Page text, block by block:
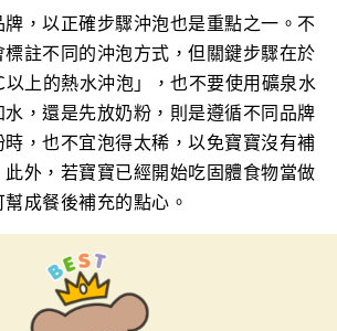
牌，以正確步驟沖泡也是重點之一。不
標註不同的沖泡方式，但關鍵步驟在於
以上的熱水沖泡」，也不要使用礦泉水
，還是先放奶粉，則是遵循不同品牌
，也不宜泡得太稀，以免寶寶沒有補
外，若寶寶已經開始吃固體食物當做
成餐後補充的點心。